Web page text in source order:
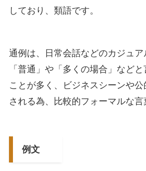
しており、類語です。
通例は、日常会話などのカジュア
「普通」や「多くの場合」など
ことが多く、ビジネスシーンや公
される為、比較的フォーマルな言
例文